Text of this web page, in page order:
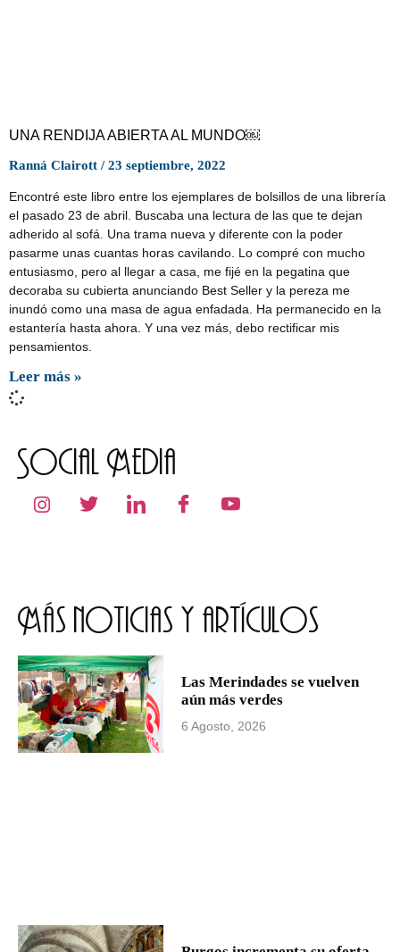
UNA RENDIJA ABIERTA AL MUNDO￼
Ranná Clairott 23 septiembre, 2022
Encontré este libro entre los ejemplares de bolsillos de una librería
el pasado 23 de abril. Buscaba una lectura de las que te dejan
adherido al sofá. Una trama nueva y diferente con la poder
pasarme unas cuantas horas cavilando. Lo compré con mucho
entusiasmo, pero al llegar a casa, me fijé en la pegatina que
decoraba su cubierta anunciando Best Seller y la pereza me
inundó como una masa de agua enfadada. Ha permanecido en la
estantería hasta ahora. Y una vez más, debo rectificar mis
pensamientos.
Leer más »
Social Media
Más noticias y artículos
Las Merindades se vuelven
aún más verdes
6 Agosto, 2026